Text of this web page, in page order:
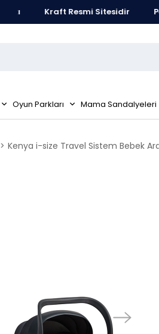
Kraft Resmi Sitesidir
Oyun Parkları Mama Sandalyeleri
Kenya i-size Travel Sistem Bebek